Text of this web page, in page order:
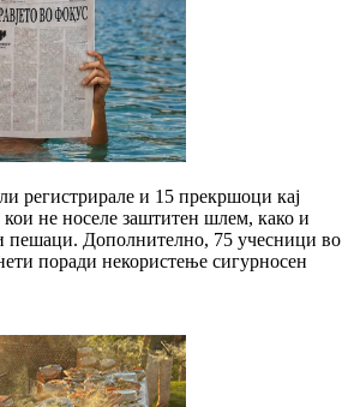
регистрирале и 15 прекршоци кај
не носеле заштитен шлем, како и
пешаци. Дополнително, 75 учесници во
поради некористење сигурносен